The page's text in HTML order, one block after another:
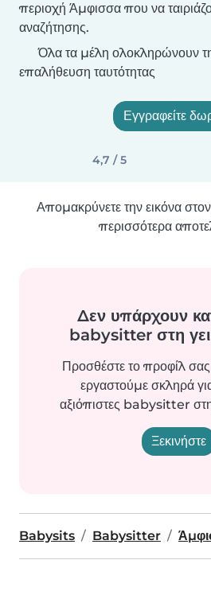
περιοχή Άμφισσα που να
αναζήτησης.
Όλα τα μέλη ολοκληρώνουν
επαλήθευση ταυτότητας
Εγγραφείτε
4,7 / 5
Απομακρύνετε την εικόνα στον
περισσότερα
Δεν υπάρχουν
babysitter στη
Προσθέστε το προφίλ
εργαστούμε σκληρά
αξιόπιστες babysitter
Ξεκινήστε
Babysits Babysitter